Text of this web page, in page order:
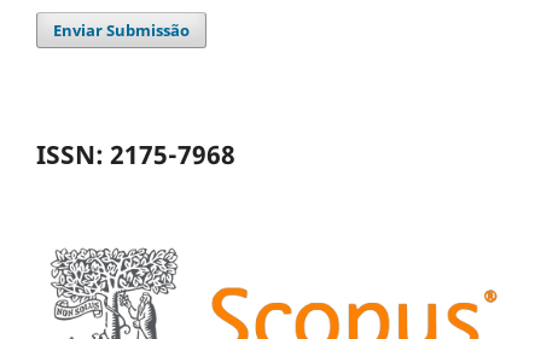
Enviar Submissão
ISSN: 2175-7968